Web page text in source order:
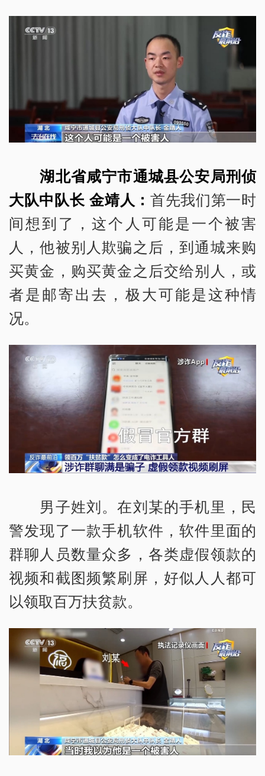
湖北省咸宁市通城县公安局刑侦
大队中队长 金靖人： 首先我们第一时
间想到了，这个人可能是一个被害
人，他被别人欺骗之后，到通城来购
买黄金，购买黄金之后交给别人，或
者是邮寄出去，极大可能是这种情
况。
男子姓刘。在刘某的手机里，民
警发现了一款手机软件，软件里面的
群聊人员数量众多，各类虚假领款的
视频和截图频繁刷屏，好似人人都可
以领取百万扶贫款。